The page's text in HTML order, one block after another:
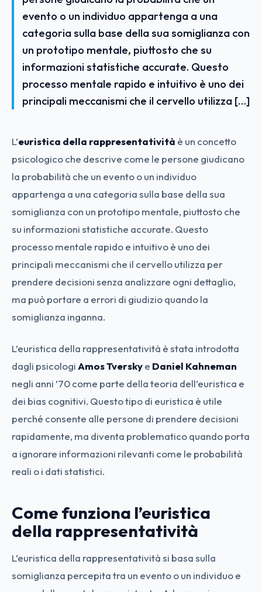
evento o un individuo appartenga a una
categoria sulla base della sua somiglianza con
un prototipo mentale, piuttosto che su
informazioni statistiche accurate. Questo
processo mentale rapido e intuitivo è uno dei
principali meccanismi che il cervello utilizza […]
L’euristica della rappresentatività è un concetto
psicologico che descrive come le persone giudicano
la probabilità che un evento o un individuo
appartenga a una categoria sulla base della sua
somiglianza con un prototipo mentale, piuttosto che
su informazioni statistiche accurate. Questo
processo mentale rapido e intuitivo è uno dei
principali meccanismi che il cervello utilizza per
prendere decisioni senza analizzare ogni dettaglio,
ma può portare a errori di giudizio quando la
somiglianza inganna.
L’euristica della rappresentatività è stata introdotta
dagli psicologiAmos Tverskye Daniel Kahneman
negli anni ’70 come parte della teoria dell’euristica e
dei bias cognitivi. Questo tipo di euristica è utile
perché consente alle persone di prendere decisioni
rapidamente, ma diventa problematico quando porta
a ignorare informazioni rilevanti come le probabilità
reali o i dati statistici.
Come funziona l’euristica
della rappresentatività
L’euristica della rappresentatività si basa sulla
somiglianza percepita tra un evento o un individuo e